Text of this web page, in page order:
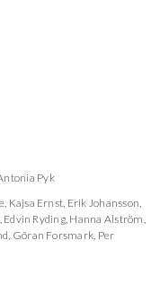
Pyk
, Kajsa Ernst, Erik Johansson,
, Edvin Ryding, Hanna Alström,
, Göran Forsmark, Per